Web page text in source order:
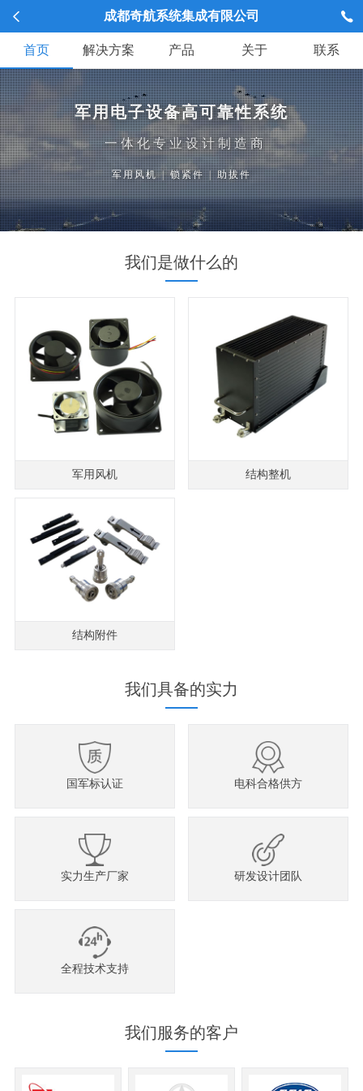
成都奇航系统集成有限公司
首页 解决方案 产品 关于 联系
军用电子设备高可靠性系统
一体化专业设计制造商
军用风机 | 锁紧件 | 助拔件
我们是做什么的
军用风机 结构整机
结构附件
我们具备的实力
国军标认证 电科合格供方
实力生产厂家 研发设计团队
全程技术支持
我们服务的客户